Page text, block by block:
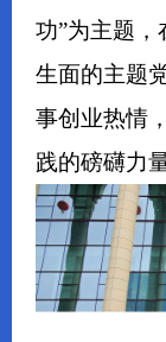
功”为主题
生面的主题
事创业热情
践的磅礴力量